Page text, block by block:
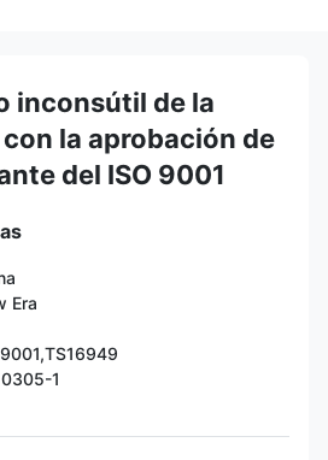
inconsútil de la
la aprobación de
del ISO 9001
Era
1